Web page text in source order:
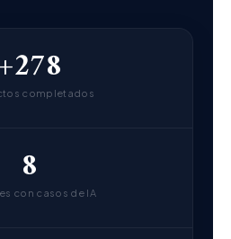
completados
8
con casos de IA